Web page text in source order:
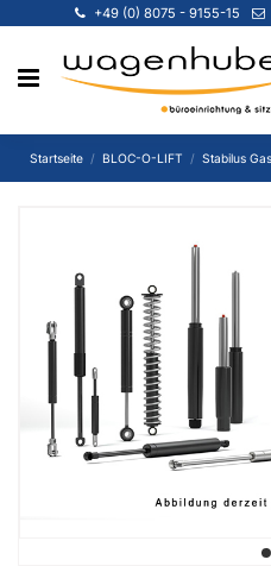
+49 (0) 8075 - 9155-15
Startseite BLOC-O-LIFT Stabilus